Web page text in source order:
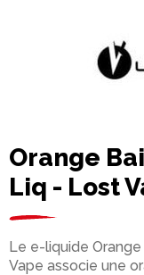
Orange
Liq - Lost
Le e-liquide
Vape associe une